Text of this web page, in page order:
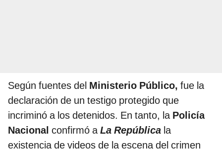
Según fuentes del Ministerio Público, fue la
declaración de un testigo protegido que
incriminó a los detenidos. En tanto, la Policía
Nacional confirmó a La República la
existencia de videos de la escena del crimen